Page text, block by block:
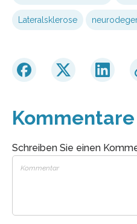
Lateralsklerose
Schreiben Sie einen